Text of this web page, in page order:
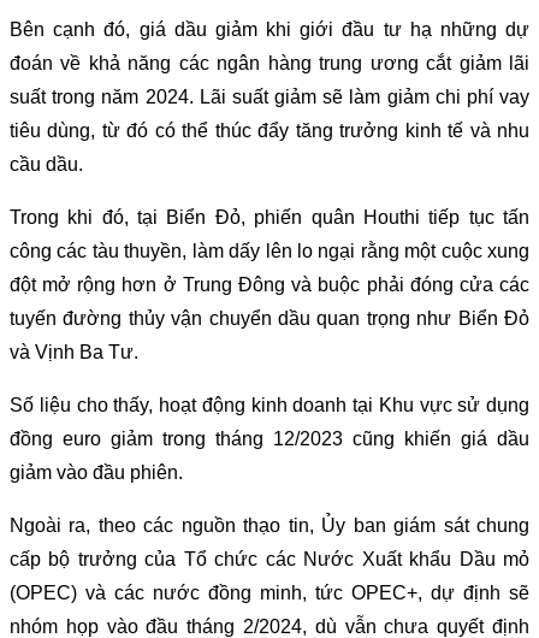
Bên cạnh đó, giá dầu giảm khi giới đầu tư hạ những dự
đoán về khả năng các ngân hàng trung ương cắt giảm lãi
suất trong năm 2024. Lãi suất giảm sẽ làm giảm chi phí vay
tiêu dùng, từ đó có thể thúc đẩy tăng trưởng kinh tế và nhu
cầu dầu.
Trong khi đó, tại Biển Đỏ, phiến quân Houthi tiếp tục tấn
công các tàu thuyền, làm dấy lên lo ngại rằng một cuộc xung
đột mở rộng hơn ở Trung Đông và buộc phải đóng cửa các
tuyến đường thủy vận chuyển dầu quan trọng như Biển Đỏ
và Vịnh Ba Tư.
Số liệu cho thấy, hoạt động kinh doanh tại Khu vực sử dụng
đồng euro giảm trong tháng 12/2023 cũng khiến giá dầu
giảm vào đầu phiên.
Ngoài ra, theo các nguồn thạo tin, Ủy ban giám sát chung
cấp bộ trưởng của Tổ chức các Nước Xuất khẩu Dầu mỏ
(OPEC) và các nước đồng minh, tức OPEC+, dự định sẽ
nhóm họp vào đầu tháng 2/2024, dù vẫn chưa quyết định